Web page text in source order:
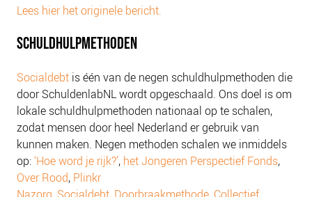
Lees hier het originele bericht.
SCHULDHULPMETHODEN
Socialdebt is één van de negen schuldhulpmethoden die
door SchuldenlabNL wordt opgeschaald. Ons doel is om
lokale schuldhulpmethoden nationaal op te schalen,
zodat mensen door heel Nederland er gebruik van
kunnen maken. Negen methoden schalen we inmiddels
op:‘Hoe word je rijk?’, het Jongeren Perspectief Fonds,
Over Rood, Plinkr